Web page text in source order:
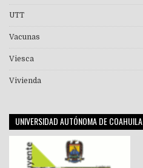
UTT
Vacunas
Viesca
Vivienda
UNIVERSIDAD AUTÓNOMA DE COAHUILA